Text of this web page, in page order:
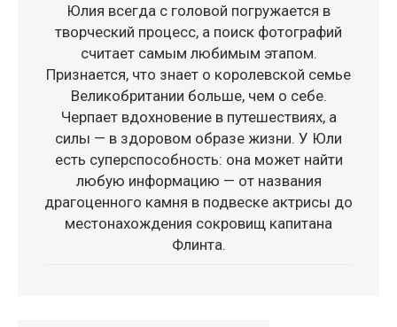
Юлия всегда с головой погружается в
творческий процесс, а поиск фотографий
считает самым любимым этапом.
Признается, что знает о королевской семье
Великобритании больше, чем о себе.
Черпает вдохновение в путешествиях, а
силы — в здоровом образе жизни. У Юли
есть суперспособность: она может найти
любую информацию — от названия
драгоценного камня в подвеске актрисы до
местонахождения сокровищ капитана
Флинта.